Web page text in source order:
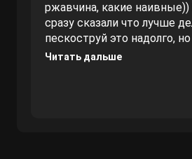
ржавчина, какие
сразу сказали что лучше
пескоструй это надолго,
за три копейки сделать, как
Читать дальше